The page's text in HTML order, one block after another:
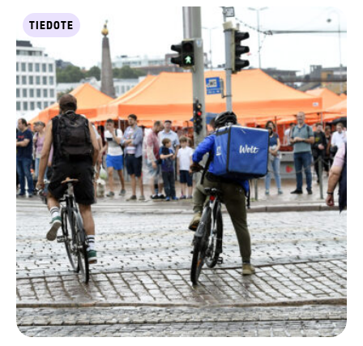
TIEDOTE